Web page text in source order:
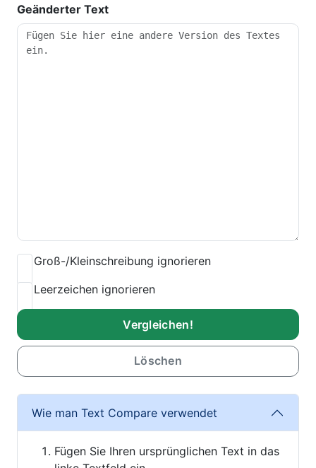
Geänderter Text
Groß-/Kleinschreibung ignorieren
Leerzeichen ignorieren
Vergleichen!
Löschen
Wie man Text Compare verwendet
Fügen Sie Ihren ursprünglichen Text in das